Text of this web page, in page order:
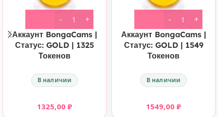
Аккаунт BongaCams |
Статус: GOLD | 1325
Токенов
В наличии
1325,00 ₽
Аккаунт BongaCams |
Статус: GOLD | 1549
Токенов
В наличии
1549,00 ₽